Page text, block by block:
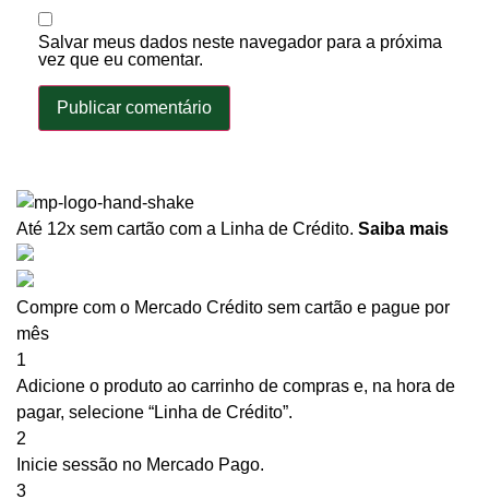
Salvar meus dados neste navegador para a próxima
vez que eu comentar.
Até 12x sem cartão com a Linha de Crédito. Saiba mais
Compre com o Mercado Crédito sem cartão e pague por
mês
1
Adicione o produto ao carrinho de compras e, na hora de
pagar, selecione “Linha de Crédito”.
2
Inicie sessão no Mercado Pago.
3